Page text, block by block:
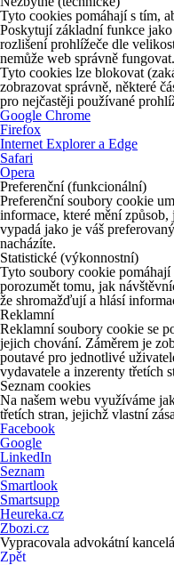
Tyto cookies pomáhají s tím,
Poskytují základní funkce jako
rozlišení prohlížeče dle
nemůže web správně fungovat.
Tyto cookies lze blokovat
zobrazovat správně, některé
pro nejčastěji používané
Google Chrome
Firefox
Internet Explorer a Edge
Safari
Opera
Preferenční (funkcionální)
Preferenční soubory cookie
informace, které mění
vypadá jako je váš
nacházíte.
Statistické (výkonnostní)
Tyto soubory cookie
porozumět tomu, jak
že shromažďují a hlásí
Reklamní
Reklamní soubory cookie se
jejich chování. Záměrem je
poutavé pro jednotlivé
vydavatele a inzerenty třetích
Seznam cookies
Na našem webu využíváme
třetích stran, jejichž vlastní
Facebook
Google
LinkedIn
Seznam
Smartlook
Smartsupp
Heureka.cz
Zbozi.cz
Vypracovala advokátní
Zpět